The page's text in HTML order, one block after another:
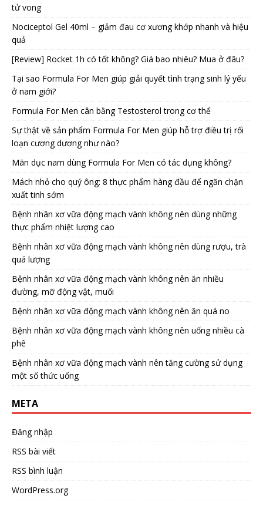
tử vong
Nociceptol Gel 40ml – giảm đau cơ xương khớp nhanh và hiệu
quả
[Review] Rocket 1h có tốt không? Giá bao nhiêu? Mua ở đâu?
Tại sao Formula For Men giúp giải quyết tình trạng sinh lý yếu
ở nam giới?
Formula For Men cân bằng Testosterol trong cơ thể
Sự thật về sản phẩm Formula For Men giúp hỗ trợ điều trị rối
loạn cương dương như nào?
Mãn dục nam dùng Formula For Men có tác dụng không?
Mách nhỏ cho quý ông: 8 thực phẩm hàng đầu để ngăn chặn
xuất tinh sớm
Bệnh nhân xơ vữa động mạch vành không nên dùng những
thực phẩm nhiệt lượng cao
Bệnh nhân xơ vữa động mạch vành không nên dùng rượu, trà
quá lượng
Bệnh nhân xơ vữa động mạch vành không nên ăn nhiều
đường, mỡ động vật, muối
Bệnh nhân xơ vữa động mạch vành không nên ăn quá no
Bệnh nhân xơ vữa động mạch vành không nên uống nhiều cà
phê
Bệnh nhân xơ vữa động mạch vành nên tăng cường sử dụng
một số thức uống
META
Đăng nhập
RSS bài viết
RSS bình luận
WordPress.org